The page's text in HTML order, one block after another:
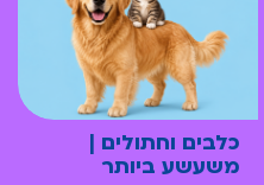
כלבים וחתולים |
משעשע ביותר